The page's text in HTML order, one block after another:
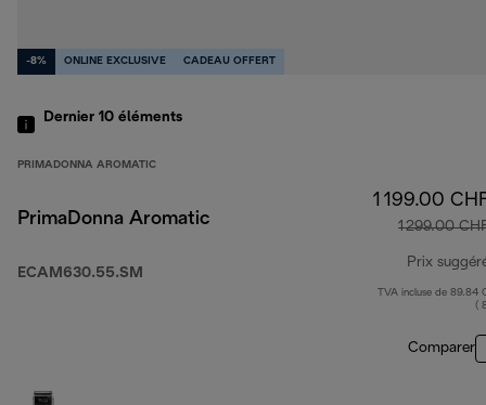
-8% ONLINE EXCLUSIVE CADEAU OFFERT
Dernier 10 éléments
PRIMADONNA AROMATIC
PrimaDonna Aromatic
ECAM630.55.SM
1 199.00
1 299.00
Prix
TVA incluse de 89.84
(
Comparer